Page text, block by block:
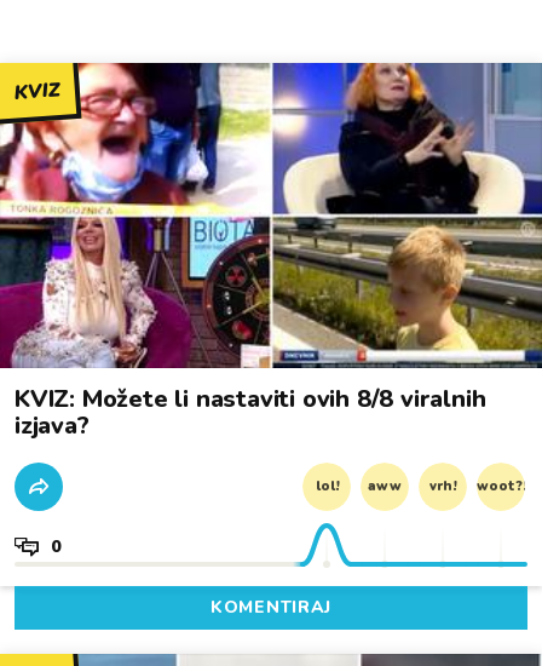
KVIZ
KVIZ: Možete li nastaviti ovih 8/8 viralnih
izjava?
lol! aww vrh! woot?!
0
KOMENTIRAJ